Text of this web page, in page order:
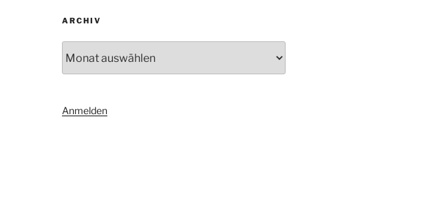
ARCHIV
Anmelden